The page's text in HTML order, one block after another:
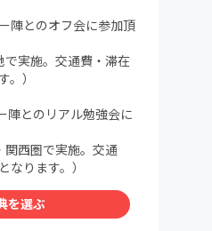
陣とのオフ会に参加頂
で実施。交通費・滞在
）
陣とのリアル勉強会に
関西圏で実施。交通
なります。）
を選ぶ